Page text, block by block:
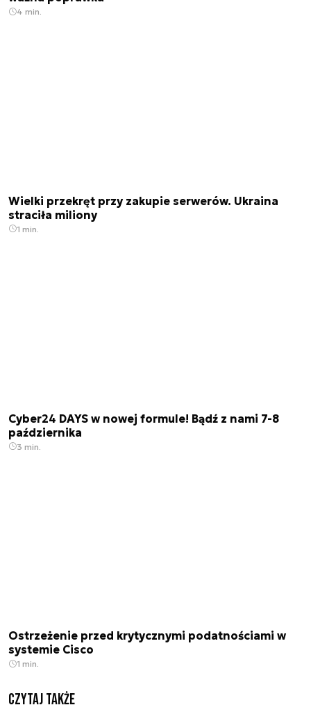
4 min.
Wielki przekręt przy zakupie serwerów. Ukraina
straciła miliony
1 min.
Cyber24 DAYS w nowej formule! Bądź z nami 7-8
października
3 min.
Ostrzeżenie przed krytycznymi podatnościami w
systemie Cisco
1 min.
Czytaj także